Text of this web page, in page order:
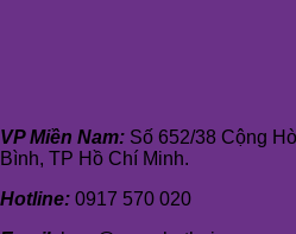
VP Miền Nam: Số 652/38 Cộng
Bình, TP Hồ Chí Minh.
Hotline: 0917 570 020